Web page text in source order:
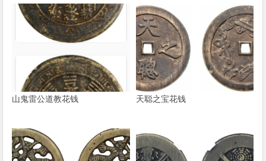
山鬼雷公道教花钱 天聪之宝花钱